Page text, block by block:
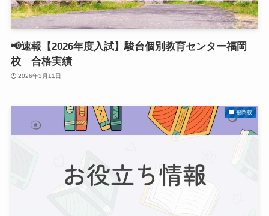
📢速報【2026年度入試】駿台個別教育センター福岡
校 合格実績
2026年3月11日
福岡校